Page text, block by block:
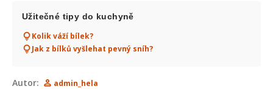
Užitečné tipy do kuchyně
Kolik váží bílek?
Jak z bílků vyšlehat pevný sníh?
Autor: admin_hela